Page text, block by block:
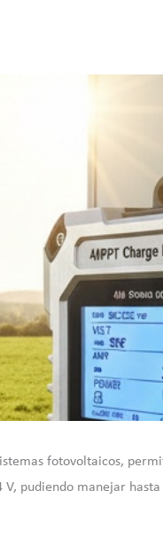
fotovoltaicos,
pudiendo manejar